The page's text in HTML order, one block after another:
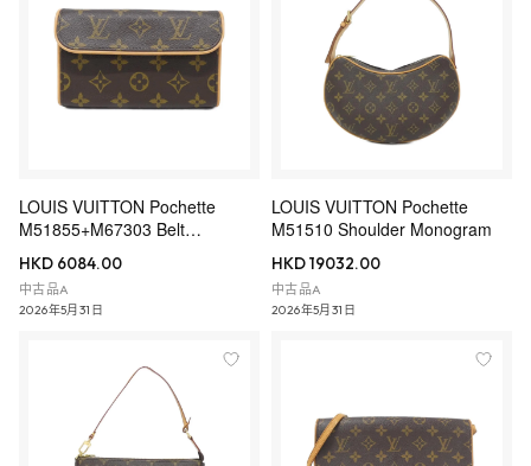
LOUIS VUITTON Pochette
M51855+M67303 Belt
Monogram
HKD 6084.00
中古品A
2026年5月31日
LOUIS VUITTON Pochette
M51510 Shoulder Monogram
HKD 19032.00
中古品A
2026年5月31日